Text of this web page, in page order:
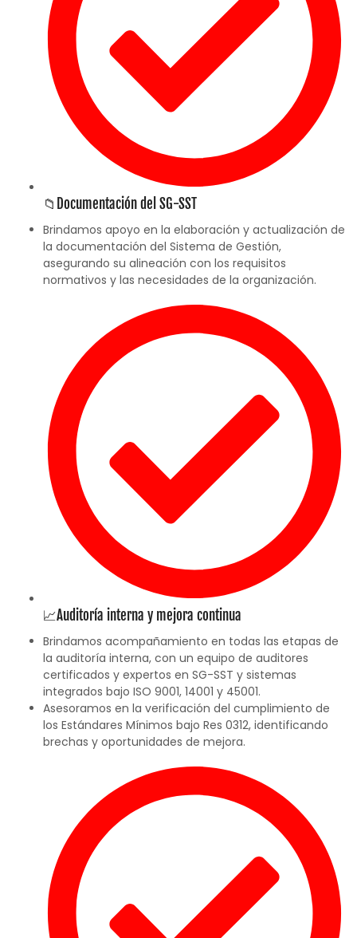
📁Documentación del SG-SST
Brindamos apoyo en la elaboración y actualización de
la documentación del Sistema de Gestión,
asegurando su alineación con los requisitos
normativos y las necesidades de la organización.
📈Auditoría interna y mejora continua
Brindamos acompañamiento en todas las etapas de
la auditoría interna, con un equipo de auditores
certificados y expertos en SG-SST y sistemas
integrados bajo ISO 9001, 14001 y 45001.
Asesoramos en la verificación del cumplimiento de
los Estándares Mínimos bajo Res 0312, identificando
brechas y oportunidades de mejora.